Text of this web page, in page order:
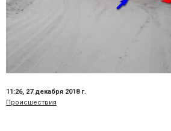
11:26, 27 декабря 2018 г.
Происшествия